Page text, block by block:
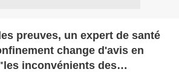
preuves, un expert de santé
change d'avis en
inconvénients des